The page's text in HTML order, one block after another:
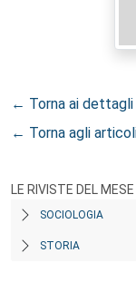
← Torna ai dettagli
← Torna agli
LE RIVISTE DEL MESE
SOCIOLOGIA
STORIA